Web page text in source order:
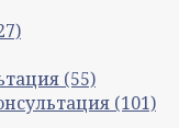
(55)
(101)